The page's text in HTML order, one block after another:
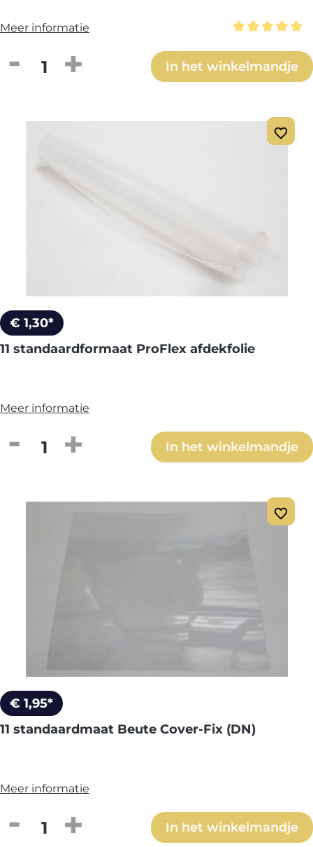
Meer informatie
Producthoeveelheid: Voer deIn het winkelmandje
€ 1,30*
11 standaardformaat ProFlex afdekfolie
Meer informatie
Producthoeveelheid: Voer deIn het winkelmandje
€ 1,95*
11 standaardmaat Beute Cover-Fix (DN)
Meer informatie
Producthoeveelheid: Voer deIn het winkelmandje